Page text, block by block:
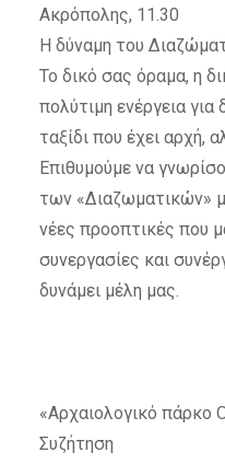
Ακρόπολης, 11.30
Η δύναμη του
Το δικό σας όραμα, η
πολύτιμη ενέργεια
ταξίδι που έχει αρχή,
Επιθυμούμε να
των «Διαζωματικών»
νέες προοπτικές που
συνεργασίες και
δυνάμει μέλη μας.
«Αρχαιολογικό πάρκο
Συζήτηση